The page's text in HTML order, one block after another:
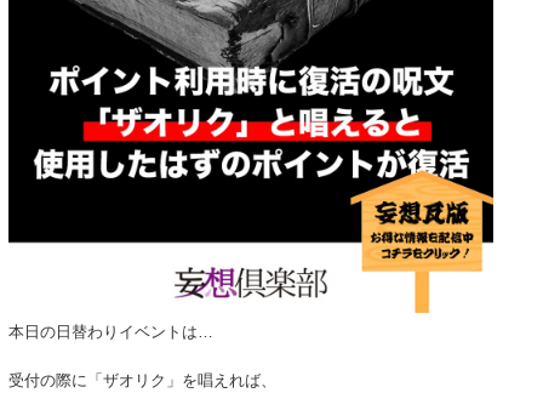
本日の日替わりイベントは…
受付の際に「ザオリク」を唱えれば、